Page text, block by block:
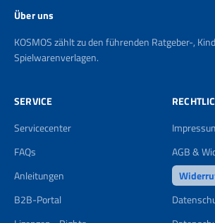
Über uns
KOSMOS zählt zu den führenden Ratgeber-,
Spielwarenverlagen.
SERVICE
Servicecenter
FAQs
Anleitungen
B2B-Portal
AGB &